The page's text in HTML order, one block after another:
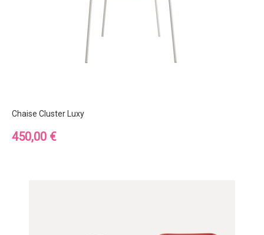
Chaise Cluster Luxy
Prix
450,00 €